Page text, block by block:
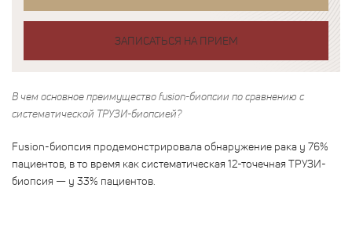
ЗАПИСАТЬСЯ НА ПРИЕМ
В чем основное преимущество fusion-биопсии по сравнению с
систематической ТРУЗИ-биопсией?
Fusion-биопсия продемонстрировала обнаружение рака у 76%
пациентов, в то время как систематическая 12-точечная ТРУЗИ-
биопсия — у 33% пациентов.